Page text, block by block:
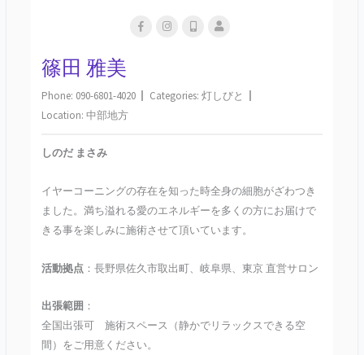
篠田 雅美
Phone: 090-6801-4020 Categories: 灯しびと
Location: 中部地方
しのだ まさみ
イヤーコーニングの存在を知った時全身の細胞がざわつき
ました。満ち溢れる愛のエネルギーを多くの方にお届けで
きる事を楽しみに施術させて頂いています。
活動拠点：長野県佐久市取出町、岐阜県、東京 直営サロン
出張範囲 ：
全国出張可 施術スペース（静かでリラックスできる空
間）をご用意ください。